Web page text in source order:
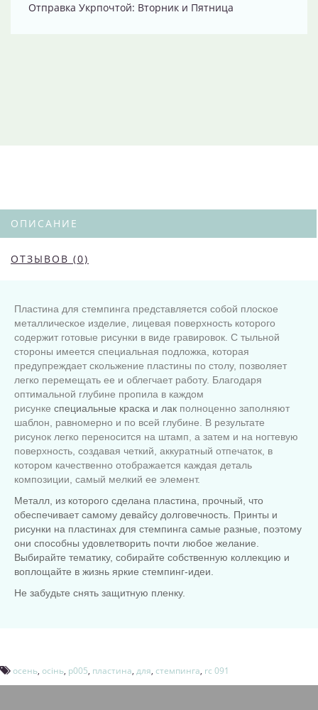
Отправка Укрпочтой: Вторник и Пятница
ОПИСАНИЕ
ОТЗЫВОВ (0)
Пластина для стемпинга представляется собой плоское
металлическое изделие, лицевая поверхность которого
содержит готовые рисунки в виде гравировок. С тыльной
стороны имеется специальная подложка, которая
предупреждает скольжение пластины по столу, позволяет
легко перемещать ее и облегчает работу. Благодаря
оптимальной глубине пропила в каждом
рисунке специальные краска и лак полноценно заполняют
шаблон, равномерно и по всей глубине. В результате
рисунок легко переносится на штамп а затем и на ногтевую
поверхность, создавая четкий, аккуратный отпечаток, в
котором качественно отображается каждая деталь
композиции, самый мелкий ее элемент.
Металл, из которого сделана пластина, прочный, что
обеспечивает самому девайсу долговечность. Принты и
рисунки на пластинах для стемпинга самые разные, поэтому
они способны удовлетворить почти любое желание.
Выбирайте тематику, собирайте собственную коллекцию и
воплощайте в жизнь яркие стемпинг-идеи.
Не забудьте снять защитную пленку.
осень, осінь, p005, пластина, для, стемпинга, rc 091